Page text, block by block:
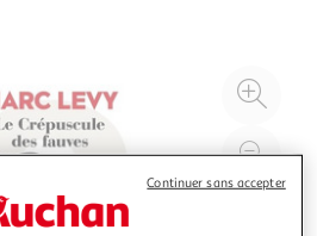
à
Continuer sans accepter